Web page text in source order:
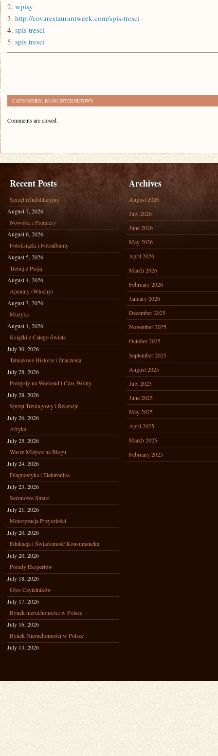
2. wpisy
3. http://covarestaurantweek.com/spis-tresci
4. spis tresci
5. spis tresci
CATEGORIES: BLOG INTERNETOWY
Comments are closed.
Recent Posts
Sprzęt rehabilitacyjny
August 7, 2026
Nowości i Premiery
August 6, 2026
Fotoksiążki i Fotoalbumy
August 5, 2026
Trenuj z Pasją
August 4, 2026
Apeniny (Włochy)
August 3, 2026
Muzyka
August 1, 2026
Książki z Całego Świata
July 30, 2026
Tatuażowe Historie i Znaczenia
July 28, 2026
Pomysły na Weekend i Czas Wolny
July 28, 2026
Sprzęt Treningowy i Recenzje
July 26, 2026
Afryka
July 25, 2026
Wasze Miejsce na Blogu
July 24, 2026
Diagnostyka i Elektronika
July 23, 2026
Sezonowe Smaki
July 21, 2026
Motoryzacja Przyszłości
July 20, 2026
Edukacja i Świadomość Konsumencka
July 20, 2026
Porady Ekspertów
July 18, 2026
Głos Czytelników
July 17, 2026
Rynek nieruchomości w Polsce
July 16, 2026
Rynek Nieruchomości w Polsce
July 13, 2026
Archives
August 2026
July 2026
June 2026
May 2026
April 2026
March 2026
February 2026
January 2026
December 2025
November 2025
October 2025
September 2025
August 2025
July 2025
June 2025
May 2025
April 2025
March 2025
February 2025